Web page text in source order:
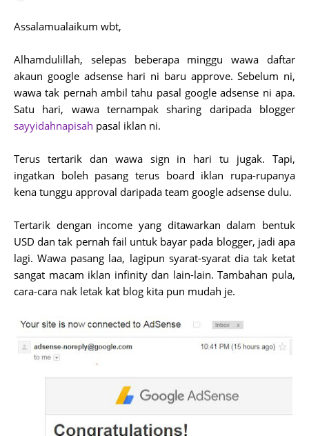
Assalamualaikum wbt,
Alhamdulillah, selepas beberapa minggu wawa daftar
akaun google adsense hari ni baru approve. Sebelum ni,
wawa tak pernah ambil tahu pasal google adsense ni apa.
Satu hari, wawa ternampak sharing daripada blogger
sayyidahnapisah pasal iklan ni.
Terus tertarik dan wawa sign in hari tu jugak. Tapi,
ingatkan boleh pasang terus board iklan rupa-rupanya
kena tunggu approval daripada team google adsense dulu.
Tertarik dengan income yang ditawarkan dalam bentuk
USD dan tak pernah fail untuk bayar pada blogger, jadi apa
lagi. Wawa pasang laa, lagipun syarat-syarat dia tak ketat
sangat macam iklan infinity dan lain-lain. Tambahan pula,
cara-cara nak letak kat blog kita pun mudah je.